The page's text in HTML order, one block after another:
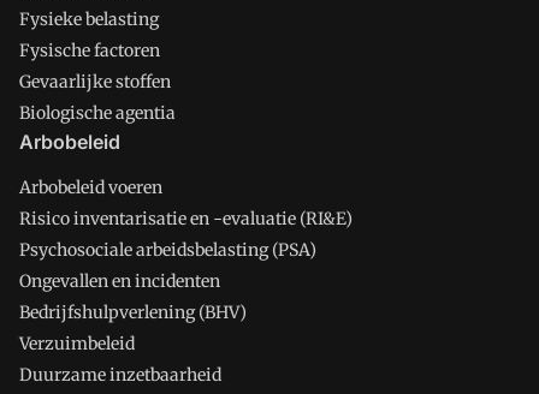
Fysieke belasting
Fysische factoren
Gevaarlijke stoffen
Biologische agentia
Arbobeleid
Arbobeleid voeren
Risico inventarisatie en -evaluatie (RI&E)
Psychosociale arbeidsbelasting (PSA)
Ongevallen en incidenten
Bedrijfshulpverlening (BHV)
Verzuimbeleid
Duurzame inzetbaarheid